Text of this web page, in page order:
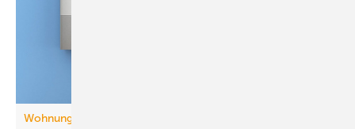
Wohnungslüftung